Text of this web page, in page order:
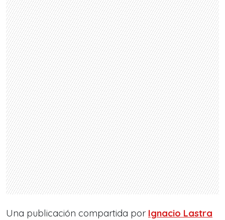
Una publicación compartida por Ignacio Lastra